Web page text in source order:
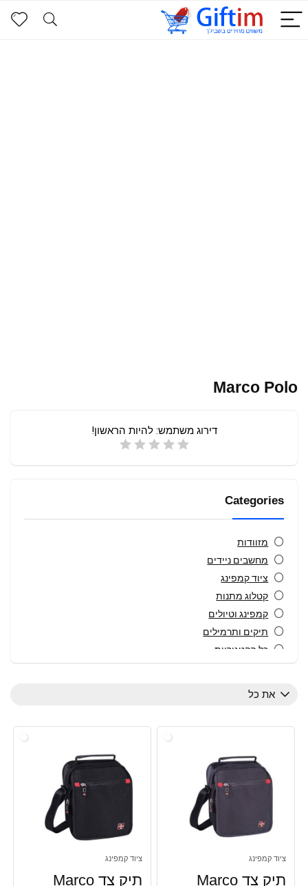
Marco Polo
דירוג משתמש:להיות הראשון!
Categories
מזוודות
מחשבים ניידים
ציוד קמפינג
קטלוג מתנות
קמפינג וטיולים
תיקים ותרמילים
כל הקטגוריות
את כל
ציוד קמפינג
תיק צד Marco
ציוד קמפינג
תיק צד Marco